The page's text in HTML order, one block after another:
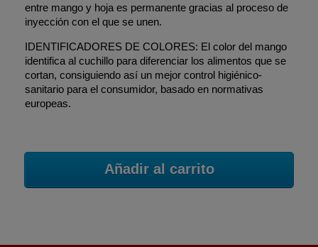
entre mango y hoja es permanente gracias al proceso de
inyección con el que se unen.
IDENTIFICADORES DE COLORES: El color del mango
identifica al cuchillo para diferenciar los alimentos que se
cortan, consiguiendo así un mejor control higiénico-
sanitario para el consumidor, basado en normativas
europeas.
Añadir al carrito